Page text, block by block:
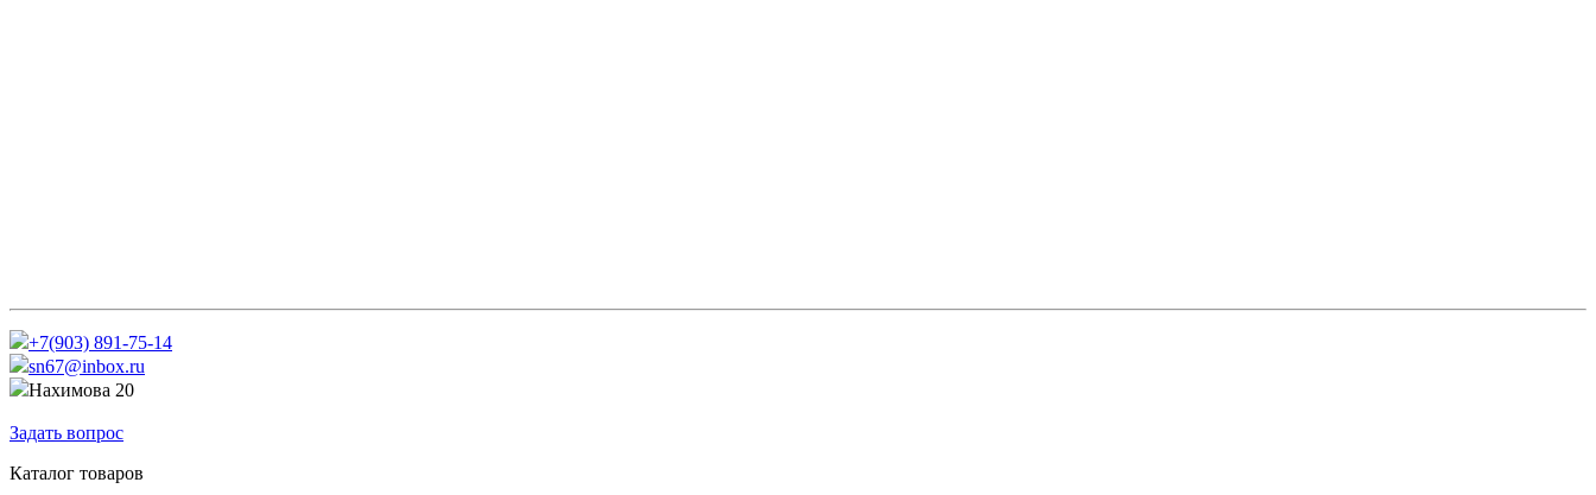
+7(903) 891-75-14
sn67@inbox.ru
Нахимова 20
Задать вопрос
Каталог товаров